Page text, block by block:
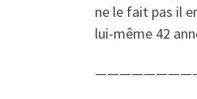
ne le fait pas il
lui-même 42